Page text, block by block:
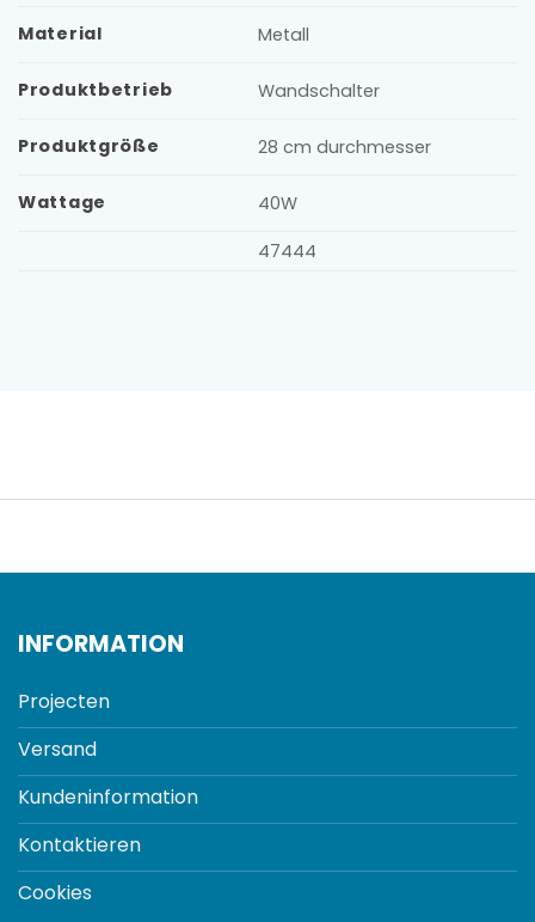
Material Metall
Produktbetrieb Wandschalter
Produktgröße 28 cm durchmesser
Wattage
40W
47444
INFORMATION
Projecten
Versand
Kundeninformation
Kontaktieren
Cookies